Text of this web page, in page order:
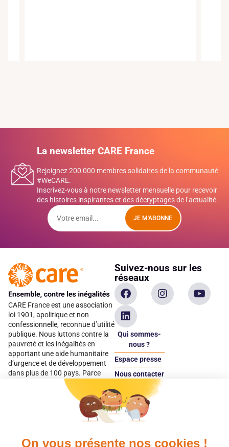
On vous présente nos cookies !
La newsletter CARE France
Rejoignez 200 000 membres solidaires de la communauté
#WeCARE.
Inscrivez-vous à notre newsletter mensuelle pour recevoir
des histoires inspirantes et des décryptages de l’actualité.
JE M'ABONNE
CARE France est une association
loi 1901, apolitique et non
confessionnelle, reconnue d’utilité
publique. Nous luttons contre la
pauvreté et les inégalités en
apportant une aide humanitaire
d’urgence et de développement
dans plus de 100 pays. Parce
qu’elles sont les premières
victimes des inégalités, CARE met
les femmes et les filles au cœur
Suivez-nous sur les
réseaux
Qui sommes-
nous ?
Espace presse
Nous contacter
Espace
donateur
Quels avantages fiscaux ? Donner en confiance